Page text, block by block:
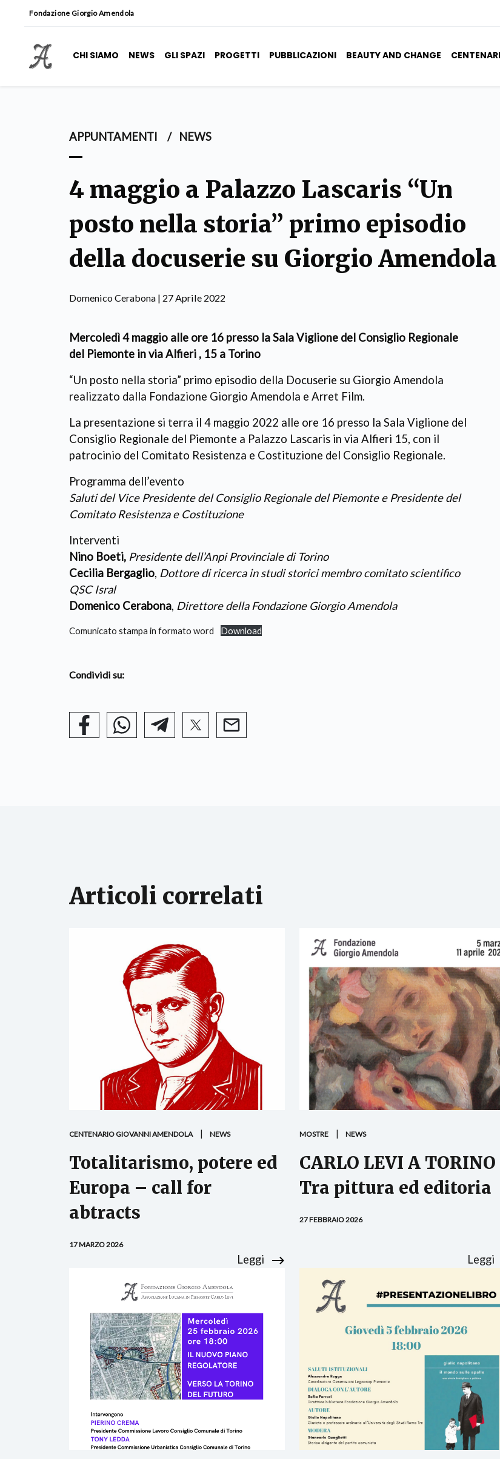
Fondazione Giorgio Amendola
CHI SIAMO NEWS GLI SPAZI PROGETTI PUBBLICAZIONI BEAUTY AND CHANGE
APPUNTAMENTI / NEWS
4 maggio a Palazzo Lascaris “Un
posto nella storia” primo episodio
della docuserie su Giorgio Amendola
Domenico Cerabona | 27 Aprile 2022
Mercoledì 4 maggio alle ore 16 presso la Sala Viglione del Consiglio Regionale
del Piemonte in via Alfieri , 15 a Torino
“Un posto nella storia” primo episodio della Docuserie su Giorgio Amendola
realizzato dalla Fondazione Giorgio Amendola e Arret Film.
La presentazione si terra il 4 maggio 2022 alle ore 16 presso la Sala Viglione del
Consiglio Regionale del Piemonte a Palazzo Lascaris in via Alfieri 15, con il
patrocinio del Comitato Resistenza e Costituzione del Consiglio Regionale.
Programma dell’evento
Saluti del Vice Presidente del Consiglio Regionale delPiemontee Presidente del
Comitato Resistenza e Costituzione
Interventi
Nino Boeti, Presidente dell’Anpi Provinciale di Torino
Cecilia Bergaglio, Dottore di ricerca in studi storici membro comitato scientifico
QSC Isral
Domenico Cerabona, Direttore della Fondazione Giorgio Amendola
Comunicato stampa in formato word Download
Condividi su:
Articoli correlati
CENTENARIO GIOVANNI AMENDOLA NEWS
Totalitarismo, potere ed
Europa – call for
abtracts
17 MARZO 2026
Leggi
MOSTRE NEWS
CARLO LEVI A TORINO
Tra pittura ed editoria
27 FEBBRAIO 2026
Leggi